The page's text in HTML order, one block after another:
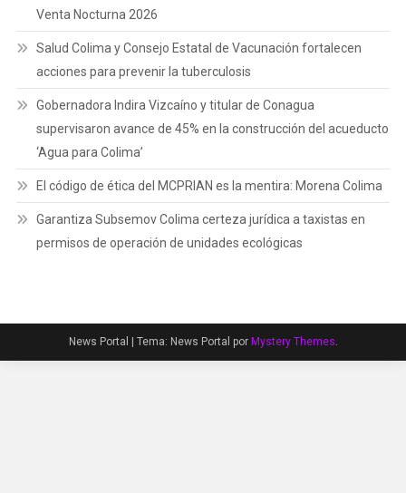
Venta Nocturna 2026
Salud Colima y Consejo Estatal de Vacunación fortalecen
acciones para prevenir la tuberculosis
Gobernadora Indira Vizcaíno y titular de Conagua
supervisaron avance de 45% en la construcción del acueducto
‘Agua para Colima’
El código de ética del MCPRIAN es la mentira: Morena Colima
Garantiza Subsemov Colima certeza jurídica a taxistas en
permisos de operación de unidades ecológicas
News Portal Tema: News Portal por Mystery Themes.